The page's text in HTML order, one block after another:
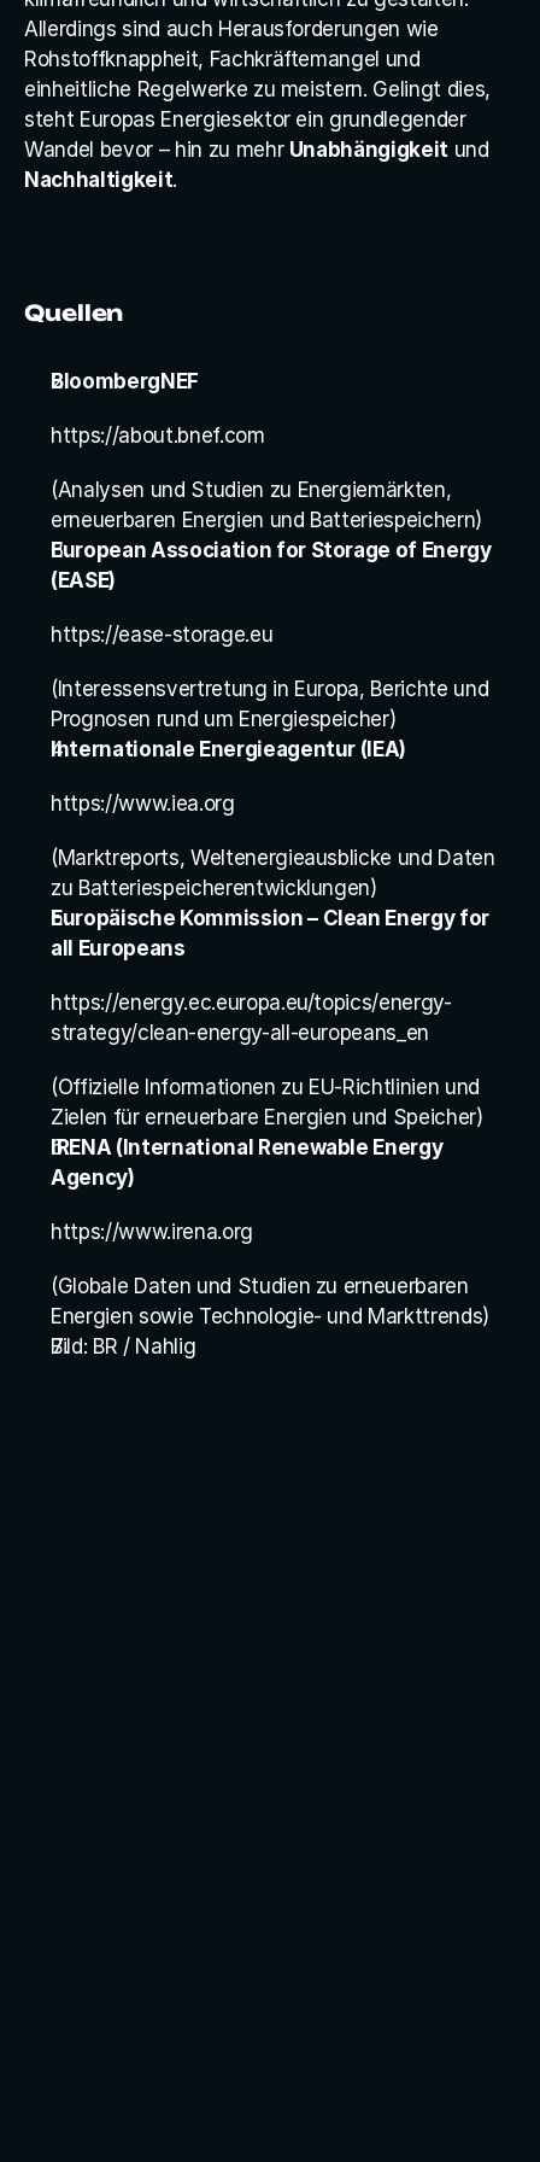
Allerdings sind auch Herausforderungen wie
Rohstoffknappheit, Fachkräftemangel und
einheitliche Regelwerke zu meistern. Gelingt dies,
steht Europas Energiesektor ein grundlegender
Wandel bevor – hin zu mehr Unabhängigkeit
Nachhaltigkeit.
Quellen
BloombergNEF
https://about.bnef.com
(Analysen und Studien zu Energiemärkten,
erneuerbaren Energien und Batteriespeichern)
European Association for Storage of Energy
(EASE)
https://ease-storage.eu
(Interessensvertretung in Europa, Berichte und
Prognosen rund um Energiespeicher)
Internationale Energieagentur (IEA)
https://www.iea.org
(Marktreports, Weltenergieausblicke und Daten
zu Batteriespeicherentwicklungen)
Europäische Kommission – Clean Energy for
all Europeans
https://energy.ec.europa.eu/topics/energy-
strategy/clean-energy-all-europeans_en
(Offizielle Informationen zu EU-Richtlinien und
Zielen für erneuerbare Energien und Speicher)
IRENA (International Renewable Energy
Agency)
https://www.irena.org
(Globale Daten und Studien zu erneuerbaren
Energien sowie Technologie- und Markttrends)
Bild: BR / Nahlig